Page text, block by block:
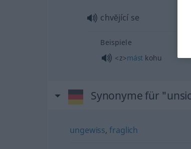
chvĕjící se
Beispiele
<z>mást kohu
Synonyme für
ungewiss,fraglich